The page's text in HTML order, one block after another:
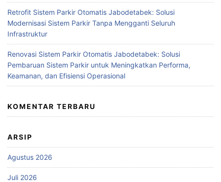
Retrofit Sistem Parkir Otomatis Jabodetabek: Solusi
Modernisasi Sistem Parkir Tanpa Mengganti Seluruh
Infrastruktur
Renovasi Sistem Parkir Otomatis Jabodetabek: Solusi
Pembaruan Sistem Parkir untuk Meningkatkan Performa,
Keamanan, dan Efisiensi Operasional
KOMENTAR TERBARU
ARSIP
Agustus 2026
Juli 2026